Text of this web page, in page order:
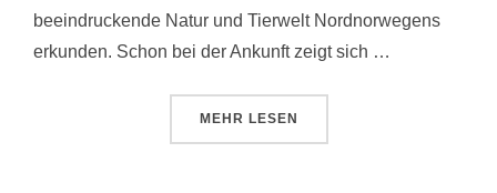
beeindruckende Natur und Tierwelt Nordnorwegens
erkunden. Schon bei der Ankunft zeigt sich …
MEHR ÜBER „WINTERABENTEUER IN
LESEN